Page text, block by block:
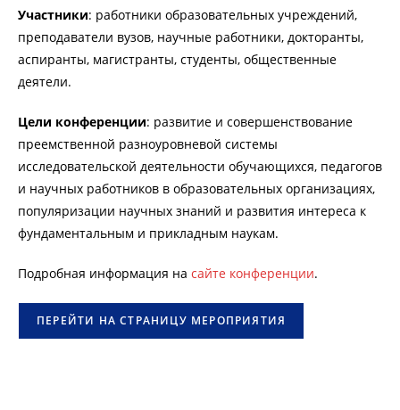
Участники: работники образовательных учреждений,
преподаватели вузов, научные работники, докторанты,
аспиранты, магистранты, студенты, общественные
деятели.
Цели конференции: развитие и совершенствование
преемственной разноуровневой системы
исследовательской деятельности обучающихся, педагогов
и научных работников в образовательных организациях,
популяризации научных знаний и развития интереса к
фундаментальным и прикладным наукам.
Подробная информация на сайте конференции.
ПЕРЕЙТИ НА СТРАНИЦУ МЕРОПРИЯТИЯ